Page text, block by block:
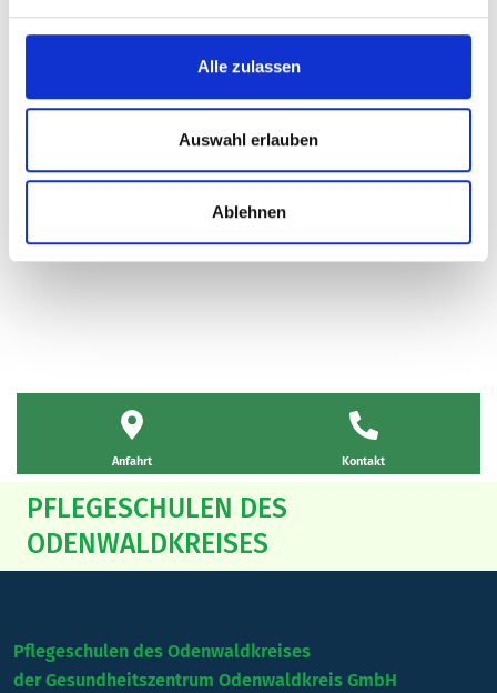
Alle zulassen
Auswahl erlauben
Ablehnen
MEHR ERFAHREN
Kreiskrankenhaus
MEHR ERFAHREN
Anfahrt Kontakt
PFLEGESCHULEN DES
ODENWALDKREISES
Pflegeschulen des Odenwaldkreises
der Gesundheitszentrum Odenwaldkreis GmbH